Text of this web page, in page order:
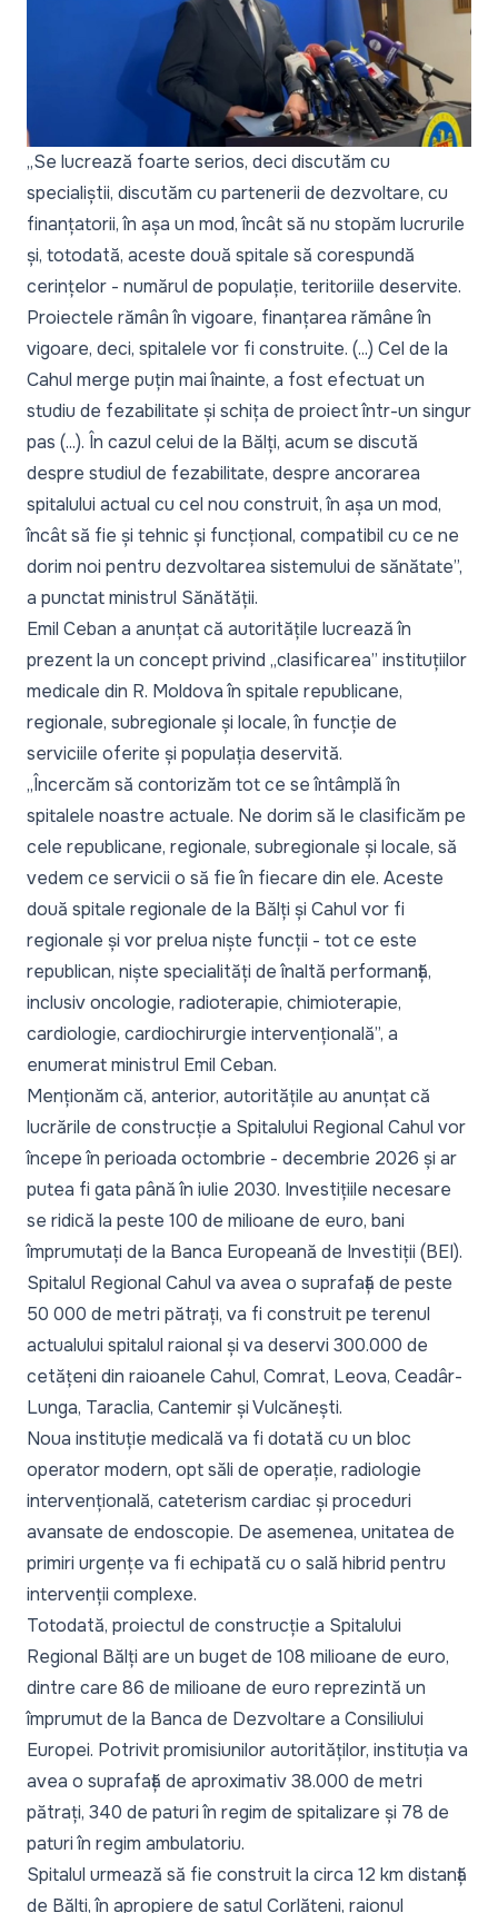
„Se lucrează foarte serios, deci discutăm cu
specialiștii, discutăm cu partenerii de dezvoltare, cu
finanțatorii, în așa un mod, încât să nu stopăm lucrurile
și, totodată, aceste două spitale să corespundă
cerințelor - numărul de populație, teritoriile deservite.
Proiectele rămân în vigoare, finanțarea rămâne în
vigoare, deci, spitalele vor fi construite. (...) Cel de la
Cahul merge puțin mai înainte, a fost efectuat un
studiu de fezabilitate și schița de proiect într-un singur
pas (...). În cazul celui de la Bălți, acum se discută
despre studiul de fezabilitate, despre ancorarea
spitalului actual cu cel nou construit, în așa un mod,
încât să fie și tehnic și funcțional, compatibil cu ce ne
dorim noi pentru dezvoltarea sistemului de sănătate”,
a punctat ministrul Sănătății.
Emil Ceban a anunțat că autoritățile lucrează în
prezent la un concept privind „clasificarea” instituțiilor
medicale din R. Moldova în spitale republicane,
regionale, subregionale și locale, în funcție de
serviciile oferite și populația deservită.
„Încercăm să contorizăm tot ce se întâmplă în
spitalele noastre actuale. Ne dorim să le clasificăm pe
cele republicane, regionale, subregionale și locale, să
vedem ce servicii o să fie în fiecare din ele. Aceste
două spitale regionale de la Bălți și Cahul vor fi
regionale și vor prelua niște funcții - tot ce este
republican, niște specialități de înaltă performanță,
inclusiv oncologie, radioterapie, chimioterapie,
cardiologie, cardiochirurgie intervențională”, a
enumerat ministrul Emil Ceban.
Menționăm că, anterior, autoritățile au anunțat că
lucrările de construcție a Spitalului Regional Cahul vor
începe în perioada octombrie - decembrie 2026 și ar
putea fi gata până în iulie 2030. Investițiile necesare
se ridică la peste 100 de milioane de euro, bani
împrumutați de la Banca Europeană de Investiții (BEI).
Spitalul Regional Cahul va avea o suprafață de peste
50 000 de metri pătrați, va fi construit pe terenul
actualului spitalul raional și va deservi 300.000 de
cetățeni din raioanele Cahul, Comrat, Leova, Ceadâr-
Lunga, Taraclia, Cantemir și Vulcănești.
Noua instituție medicală va fi dotată cu un bloc
operator modern, opt săli de operație, radiologie
intervențională, cateterism cardiac și proceduri
avansate de endoscopie. De asemenea, unitatea de
primiri urgențe va fi echipată cu o sală hibrid pentru
intervenții complexe.
Totodată, proiectul de construcție a Spitalului
Regional Bălți are un buget de 108 milioane de euro,
dintre care 86 de milioane de euro reprezintă un
împrumut de la Banca de Dezvoltare a Consiliului
Europei. Potrivit promisiunilor autorităților, instituția va
avea o suprafață de aproximativ 38.000 de metri
pătrați, 340 de paturi în regim de spitalizare și 78 de
paturi în regim ambulatoriu.
Spitalul urmează să fie construit la circa 12 km distanță
de Bălți, în apropiere de satul Corlăteni, raionul